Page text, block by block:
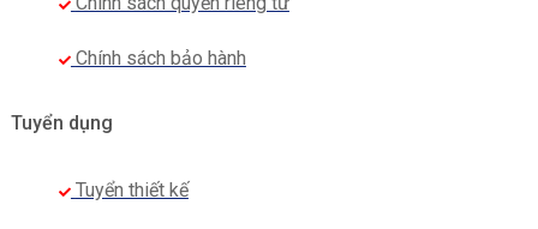
Chính sách bảo hành
Tuyển dụng
Tuyển thiết kế